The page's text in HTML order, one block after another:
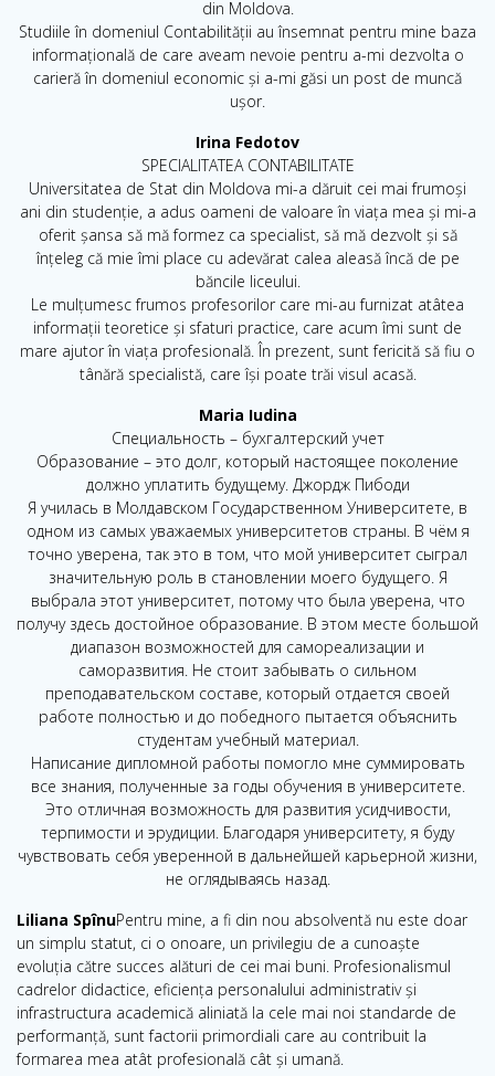
din Moldova.
Studiile în domeniul Contabilității au însemnat pentru mine baza
informațională de care aveam nevoie pentru a-mi dezvolta o
carieră în domeniul economic și a-mi găsi un post de muncă
ușor.
Irina Fedotov
SPECIALITATEA CONTABILITATE
Universitatea de Stat din Moldova mi-a dăruit cei mai frumoși
ani din studenție, a adus oameni de valoare în viața mea și mi-a
oferit șansa să mă formez ca specialist, să mă dezvolt și să
înțeleg că mie îmi place cu adevărat calea aleasă încă de pe
băncile liceului.
Le mulțumesc frumos profesorilor care mi-au furnizat atâtea
informații teoretice și sfaturi practice, care acum îmi sunt de
mare ajutor în viața profesională. În prezent, sunt fericită să fiu o
tânără specialistă, care își poate trăi visul acasă.
Maria Iudina
Специальность – бухгалтерский учет
Образование – это долг, который настоящее поколение
должно уплатить будущему. Джордж Пибоди
Я училась в Молдавском Государственном Университете, в
одном из самых уважаемых университетов страны. В чём я
точно уверена, так это в том, что мой университет сыграл
значительную роль в становлении моего будущего. Я
выбрала этот университет, потому что была уверена, что
получу здесь достойное образование. В этом месте большой
диапазон возможностей для самореализации и
саморазвития. Не стоит забывать о сильном
преподавательском составе, который отдается своей
работе полностью и до победного пытается объяснить
студентам учебный материал.
Написание дипломной работы помогло мне суммировать
все знания, полученные за годы обучения в университете.
Это отличная возможность для развития усидчивости,
терпимости и эрудиции. Благодаря университету, я буду
чувствовать себя уверенной в дальнейшей карьерной жизни,
не оглядываясь назад.
Liliana SpînuPentru mine, a fi din nou absolventă nu este doar
un simplu statut, ci o onoare, un privilegiu de a cunoaște
evoluția către succes alături de cei mai buni. Profesionalismul
cadrelor didactice, eficiența personalului administrativ și
infrastructura academică aliniată la cele mai noi standarde de
performanță, sunt factorii primordiali care au contribuit la
formarea mea atât profesională cât și umană.